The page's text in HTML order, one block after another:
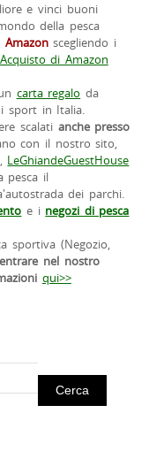
e vinci buoni
della pesca
Amazonscegliendo i
di Amazon
carta regalo da
sport in Italia.
scalati anche presso
con il nostro sito,
LeGhiandeGuestHouse
pesca il
dei parchi.
e i negozi di pesca
sportiva (Negozio,
entrare nel nostro
qui>>